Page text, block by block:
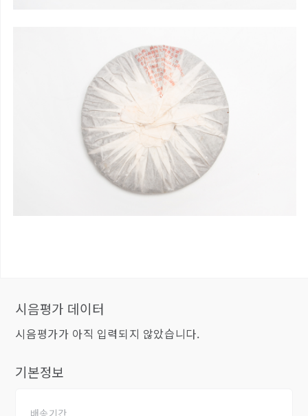
시음평가 데이터
시음평가가 아직 입력되지 않았습니다.
기본정보
배송기간